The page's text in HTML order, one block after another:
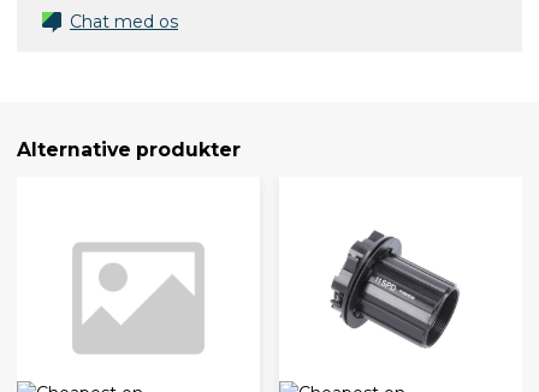
Chat med os
Alternative produkter